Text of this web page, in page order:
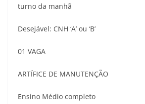
turno da manhã
Desejável: CNH ‘A’ ou ‘B’
01 VAGA
ARTÍFICE DE MANUTENÇÃO
Ensino Médio completo